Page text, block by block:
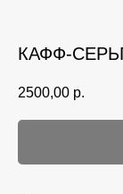
КАФФ-
2500,00 р.